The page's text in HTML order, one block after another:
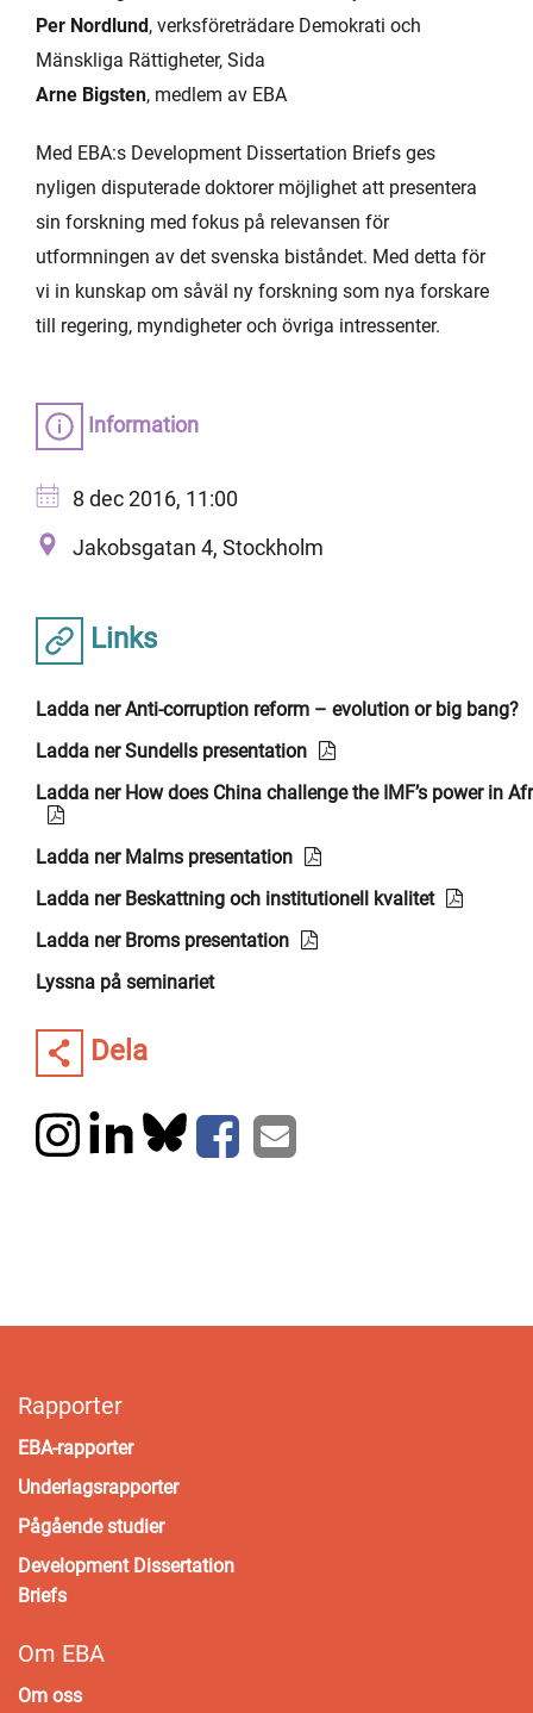
Information
8 dec 2016, 11:00
Jakobsgatan 4, Stockholm
Links
Ladda ner Anti-corruption reform – evolution or big bang?
Ladda ner Sundells presentation
Ladda ner How does China challenge the IMF’s power in
Ladda ner Malms presentation
Ladda ner Beskattning och institutionell kvalitet
Ladda ner Broms presentation
Lyssna på seminariet
Dela
Per Nordlund, verksföreträdare Demokrati och
Mänskliga Rättigheter, Sida
Arne Bigsten, medlem av EBA
Med EBA:s Development Dissertation Briefs ges
nyligen disputerade doktorer möjlighet att presentera
sin forskning med fokus på relevansen för
utformningen av det svenska biståndet. Med detta för
vi in kunskap om såväl ny forskning som nya forskare
till regering, myndigheter och övriga intressenter.
Rapporter
EBA-rapporter
Underlagsrapporter
Pågående studier
Development Dissertation
Briefs
Om EBA
Om oss